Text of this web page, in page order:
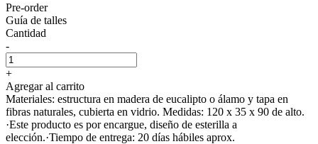
Pre-order
Guía de talles
Cantidad
-
+
Agregar al carrito
Materiales: estructura en madera de eucalipto o álamo y tapa en
fibras naturales, cubierta en vidrio. Medidas: 120 x 35 x 90 de alto.
·Este producto es por encargue, diseño de esterilla a
elección.·Tiempo de entrega: 20 días hábiles aprox.